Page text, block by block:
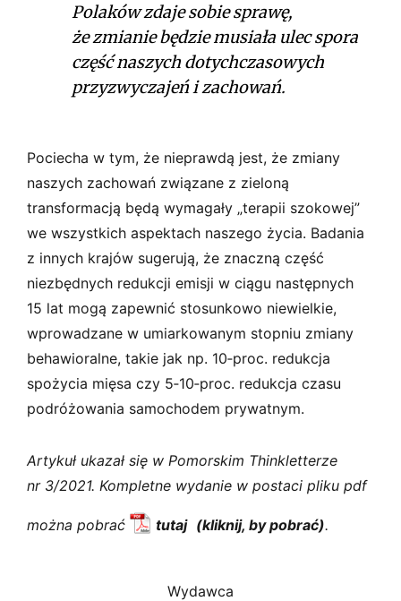
Polaków zdaje sobie sprawę,
że zmianie będzie musiała ulec spora
część naszych dotychczasowych
przyzwyczajeń i zachowań.
Pociecha w tym, że nieprawdą jest, że zmiany
naszych zachowań związane z zieloną
transformacją będą wymagały „terapii szokowej”
we wszystkich aspektach naszego życia. Badania
z innych krajów sugerują, że znaczną część
niezbędnych redukcji emisji w ciągu następnych
15 lat mogą zapewnić stosunkowo niewielkie,
wprowadzane w umiarkowanym stopniu zmiany
behawioralne, takie jak np. 10‑proc. redukcja
spożycia mięsa czy 5‑10‑proc. redukcja czasu
podróżowania samochodem prywatnym.
Artykuł ukazał się w Pomorskim Thinkletterze
nr 3/2021. Kompletne wydanie w postaci pliku pdf
można pobrać tutaj .
Wydawca